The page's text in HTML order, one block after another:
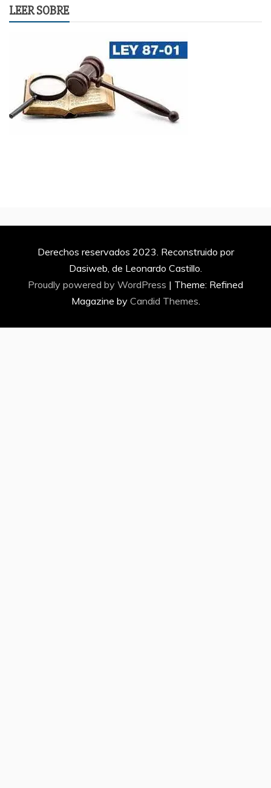
LEER SOBRE
Derechos reservados 2023. Reconstruido por
Dasiweb, de Leonardo Castillo.
Proudly powered by WordPress | Theme: Refined
Magazine by Candid Themes